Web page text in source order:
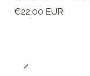
€22,00 EUR